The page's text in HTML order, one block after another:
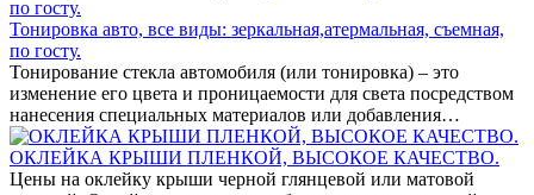
Тонировка авто, все виды: зеркальная,атермальная, съемная,
по госту.
Тонирование стекла автомобиля (или тонировка) – это
изменение его цвета и проницаемости для света посредством
нанесения специальных материалов или добавления…
ОКЛЕЙКА КРЫШИ ПЛЕНКОЙ, ВЫСОКОЕ КАЧЕСТВО.
Цены на оклейку крыши черной глянцевой или матовой